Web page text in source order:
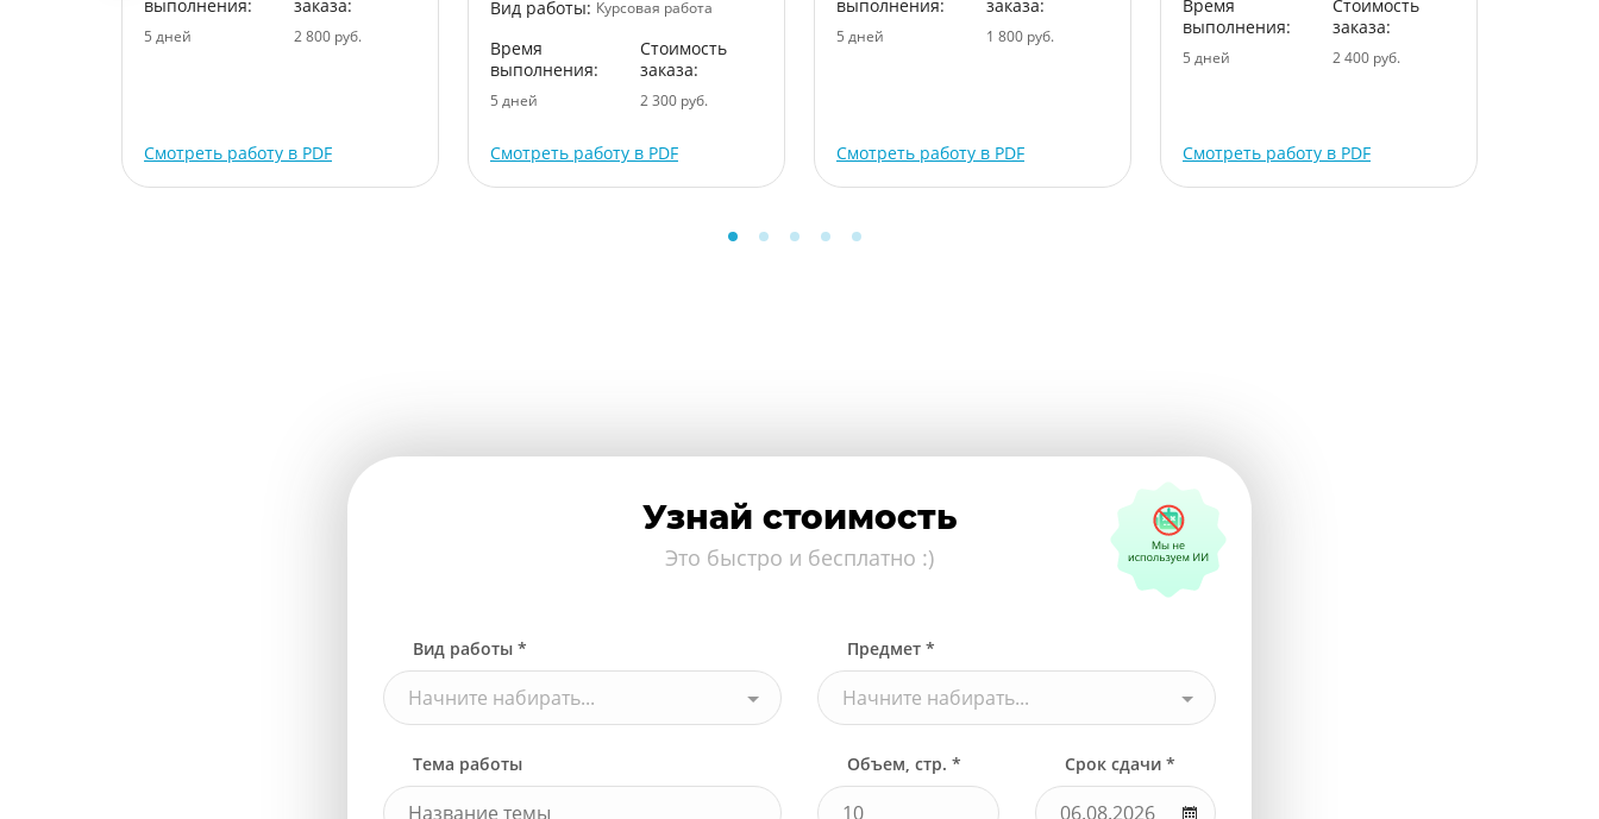
выполнения:
5 дней
заказа:
2 800 руб.
Смотреть работу в PDF
Вид работы: Курсовая работа
Время
выполнения:
5 дней
Стоимость
заказа:
2 300 руб.
Смотреть работу в PDF
выполнения:
5 дней
заказа:
1 800 руб.
Смотреть работу в PDF
Время
выполнения:
5 дней
Стоимость
заказа:
2 400 руб.
Смотреть работу в PDF
Узнай стоимость
Это быстро и бесплатно :)
Вид работы *
Начните набирать...
Предмет *
Начните набирать...
Тема работы Объем, стр. * Срок сдачи *